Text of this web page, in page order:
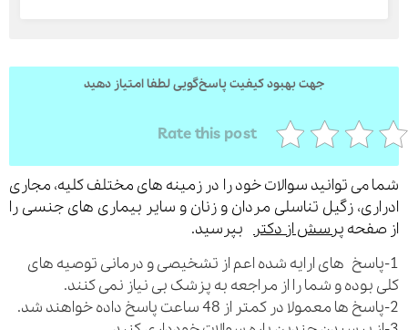
جهت بهبود کیفیت پاسخ‌گویی لطفا امتیاز دهید
Rate this post
توانید سوالات خود را در زمینه های مختلف کلیه، مجاری
زگیل تناسلی مردان و زنان و سایر بیماری های جنسی را
پرسش از دکتربپرسید.
های ارایه شده اعم از تشخیصی و درمانی توصیه های
و شما را از مراجعه به پزشک بی نیاز نمی کنند.